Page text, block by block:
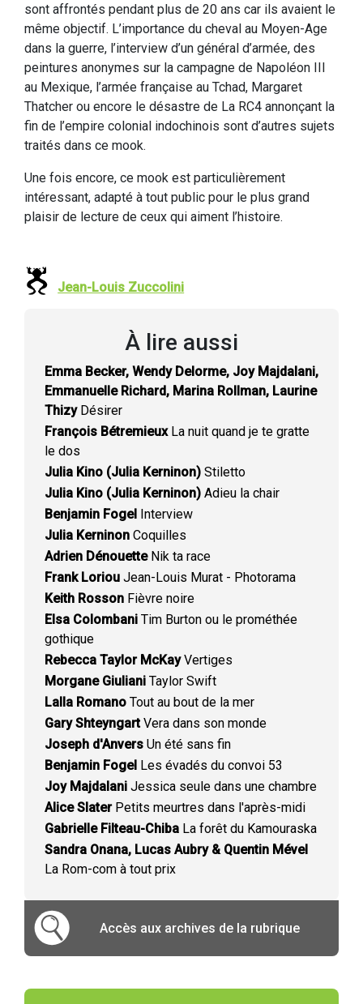
sont affrontés pendant plus de 20 ans car ils avaient le
même objectif. L’importance du cheval au Moyen-Age
dans la guerre, l’interview d’un général d’armée, des
peintures anonymes sur la campagne de Napoléon III
au Mexique, l’armée française au Tchad, Margaret
Thatcher ou encore le désastre de La RC4 annonçant la
fin de l’empire colonial indochinois sont d’autres sujets
traités dans ce mook.
Une fois encore, ce mook est particulièrement
intéressant, adapté à tout public pour le plus grand
plaisir de lecture de ceux qui aiment l’histoire.
Jean-Louis Zuccolini
À lire aussi
Emma Becker, Wendy Delorme, Joy Majdalani,
Emmanuelle Richard, Marina Rollman, Laurine
ThizyDésirer
François BétremieuxLa nuit quand je te gratte
le dos
Julia Kino (Julia Kerninon) Stiletto
Julia Kino (Julia Kerninon) Adieu la chair
Benjamin Fogel Interview
Julia Kerninon Coquilles
Adrien DénouetteNik ta race
Frank Loriou Jean-Louis Murat - Photorama
Keith Rosson Fièvre noire
Elsa Colombani Tim Burton ou le prométhée
gothique
Rebecca Taylor McKayVertiges
Morgane Giuliani Taylor Swift
Lalla Romano Tout au bout de la mer
Gary ShteyngartVera dans son monde
Joseph d'Anvers Un été sans fin
Benjamin Fogel Les évadés du convoi 53
Joy Majdalani Jessica seule dans une chambre
Alice SlaterPetits meurtres dans l'après-midi
Gabrielle Filteau-Chiba La forêt du Kamouraska
Sandra Onana, Lucas Aubry & Quentin Mével
La Rom-com à tout prix
Accès aux archives de la rubrique